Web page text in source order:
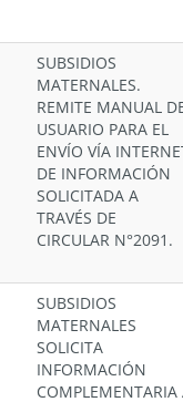
SUBSIDIOS
MATERNALES.
REMITE MANUAL
USUARIO PARA EL
ENVÍO VÍA
DE INFORMACIÓN
SOLICITADA A
TRAVÉS DE
CIRCULAR N°2091.
SUBSIDIOS
MATERNALES
SOLICITA
INFORMACIÓN
COMPLEMENTARIA